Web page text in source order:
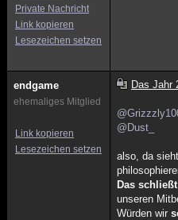
Private Nachricht
Link kopieren
Lesezeichen setzen
endgame
ehemaliges Mitglied
Link kopieren
Lesezeichen setzen
Das Jahr
@Dust_
also, da
Das
unseren
Würden wir